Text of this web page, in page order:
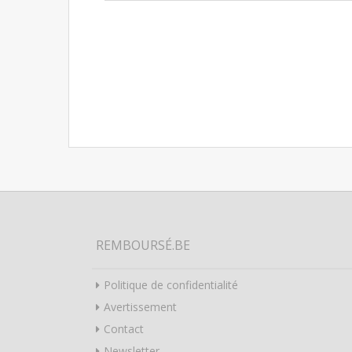
REMBOURSÉ.BE
Politique de confidentialité
Avertissement
Contact